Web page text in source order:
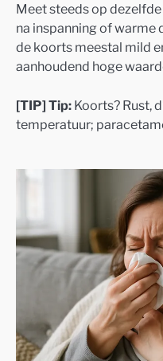
Meet steeds op
na inspanning of warme
de koorts meestal mild
aanhoudend hoge
[TIP] Tip: Koorts? Rust,
temperatuur;